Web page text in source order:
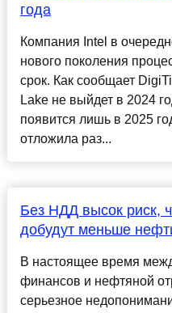
года
Компания Intel в
нового поколения
срок. Как сообщает
Lake не выйдет в 2024
появится лишь в 2025
отложила раз...
Без НДД высок риск,
добудут меньше
В настоящее время
финансов и нефтяной
серьезное